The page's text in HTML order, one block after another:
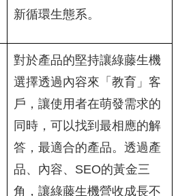
新循環生態系。
對於產品的堅持讓綠藤生機
選擇透過內容來「教育」客
戶，讓使用者在萌發需求的
同時，可以找到最相應的解
答，最適合的產品。透過產
品、內容、SEO的黃金三
角，讓綠藤生機營收成長不